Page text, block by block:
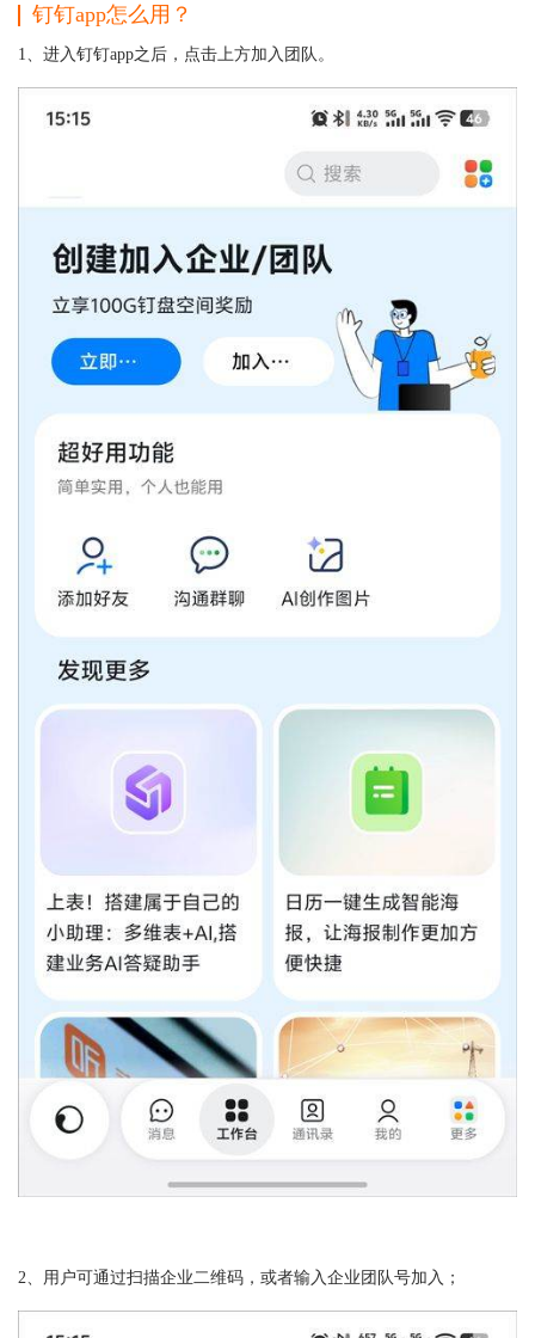
钉钉app怎么用？
1、进入钉钉app之后，点击上方加入团队。
2、用户可通过扫描企业二维码，或者输入企业团队号加入；